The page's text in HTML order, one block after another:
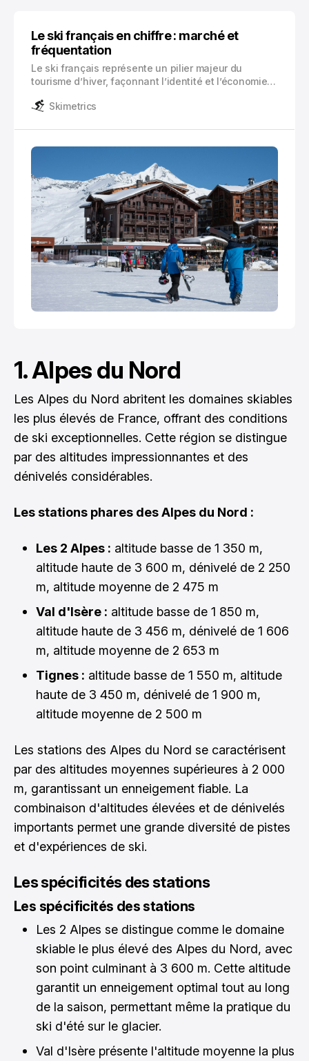
Le ski français en chiffre : marché et
fréquentation
Le ski français représente un pilier majeur du
tourisme d’hiver, façonnant l’identité et l’économie
ski alpin réparties sur les massifs français, cette
millions de touristes.
Skimetrics
1. Alpes du Nord
Les Alpes du Nord abritent les domaines skiables
les plus élevés de France, offrant des conditions
de ski exceptionnelles. Cette région se distingue
par des altitudes impressionnantes et des
dénivelés considérables.
Les stations phares des Alpes du Nord :
Les 2 Alpes : altitude basse de 1 350 m,
altitude haute de 3 600 m, dénivelé de 2 250
m, altitude moyenne de 2 475 m
Val d'Isère : altitude basse de 1 850 m,
altitude haute de 3 456 m, dénivelé de 1 606
m, altitude moyenne de 2 653 m
Tignes : altitude basse de 1 550 m, altitude
haute de 3 450 m, dénivelé de 1 900 m,
altitude moyenne de 2 500 m
Les stations des Alpes du Nord se caractérisent
par des altitudes moyennes supérieures à 2 000
m, garantissant un enneigement fiable. La
combinaison d'altitudes élevées et de dénivelés
importants permet une grande diversité de pistes
et d'expériences de ski.
Les spécificités des stations
Les spécificités des stations
Les 2 Alpes se distingue comme le domaine
skiable le plus élevé des Alpes du Nord, avec
son point culminant à 3 600 m. Cette altitude
garantit un enneigement optimal tout au long
de la saison, permettant même la pratique du
ski d'été sur le glacier.
Val d'Isère présente l'altitude moyenne la plus